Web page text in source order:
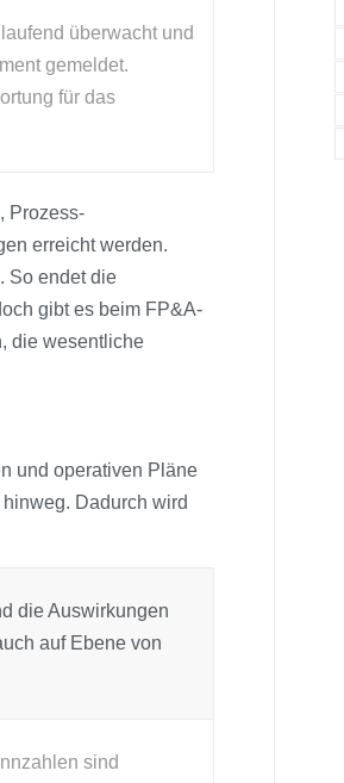
überwacht und
gemeldet.
für das
Prozess-
erreicht werden.
So endet die
gibt es beim FP&A-
die wesentliche
und operativen Pläne
Dadurch wird
die Auswirkungen
auf Ebene von
sind